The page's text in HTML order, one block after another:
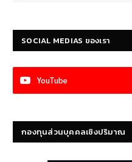
SOCIAL MEDIAS ของเรา
YouTube
กองทุนส่วนบุคคลเชิงปริมาณ